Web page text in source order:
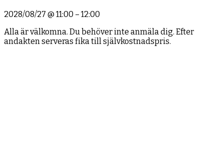
2028/08/27 @ 11:00 – 12:00
Alla är välkomna. Du behöver inte anmäla dig. Efter
andakten serveras fika till självkostnadspris.